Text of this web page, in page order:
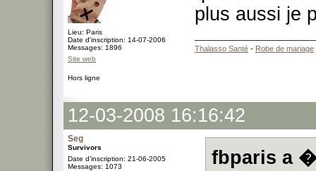
Lieu: Paris
Date d'inscription: 14-07-2006
Messages: 1896
Site web
plus aussi je
Thalasso Santé - Robe de mariage
Hors ligne
12-03-2008 16:16:42
Seg
Survivors
Date d'inscription: 21-06-2005
Messages: 1073
fbparis a